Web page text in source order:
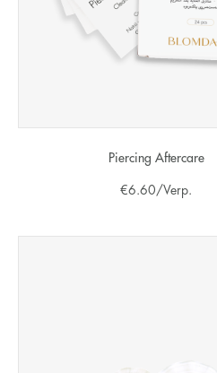
Piercing Aftercare
€6.60 /Verp.